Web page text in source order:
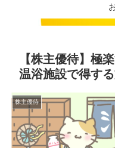
【株主優待】極
温浴施設で得す
株主優待